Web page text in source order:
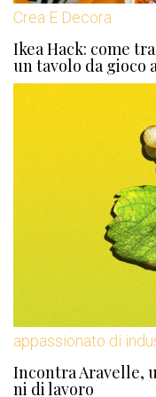
Crea E Decora
Ikea Hack: come
un tavolo da gioco
appassionato di
Incontra Aravelle,
ni di lavoro